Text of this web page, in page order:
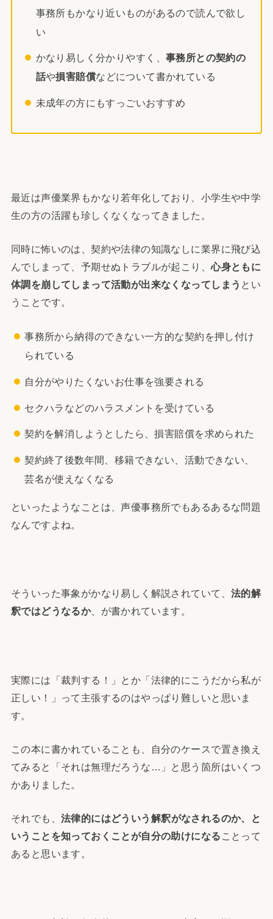
事務所もかなり近いものがあるので読んで欲し
い
かなり易しく分かりやすく、 事務所との契約の
話や損害賠償などについて書かれている
未成年の方にもすっごいおすすめ
最近は声優業界もかなり若年化しており、小学生や中学
生の方の活躍も珍しくなくなってきました。
同時に怖いのは、契約や法律の知識なしに業界に飛び込
んでしまって、予期せぬトラブルが起こり、心身ともに
体調を崩してしまって活動が出来なくなってしまう とい
うことです。
事務所から納得のできない一方的な契約を押し付け
られている
自分がやりたくないお仕事を強要される
セクハラなどのハラスメントを受けている
契約を解消しようとしたら、損害賠償を求められた
契約終了後数年間、移籍できない、活動できない、
芸名が使えなくなる
といったようなことは、声優事務所でもあるあるな問題
なんですよね。
そういった事象がかなり易しく解説されていて、 法的解
釈ではどうなるか、が書かれています。
実際には「裁判する！」とか「法律的にこうだから私が
正しい！」って主張するのはやっぱり難しいと思いま
す。
この本に書かれていることも、自分のケースで置き換え
てみると「それは無理だろうな…」と思う箇所はいくつ
かありました。
それでも、 法律的にはどういう解釈がなされるのか、と
いうことを知っておくことが自分の助けになる ことって
あると思います。